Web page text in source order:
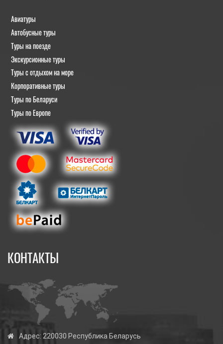
Авиатуры
Автобусные туры
Туры на поезде
Экскурсионные туры
Туры с отдыхом на море
Корпоративные туры
Туры по Беларуси
Туры по Европе
КОНТАКТЫ
Адрес: 220030 Республика Беларусь